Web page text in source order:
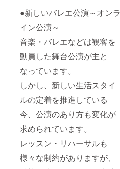
●新しいバレエ公演～オンラ
イン公演～
音楽・バレエなどは観客を
動員した舞台公演が主と
なっています。
しかし、新しい生活スタイ
ルの定着を推進している
今、公演のあり方も変化が
求められています。
レッスン・リハーサルも
様々な制約がありますが、